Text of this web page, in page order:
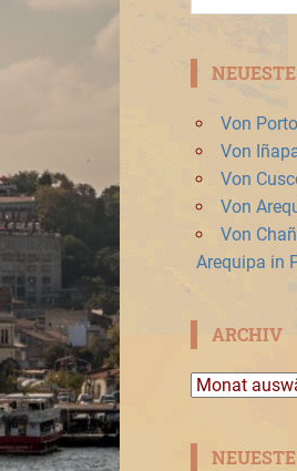
Von
Von
Von
Von
Von
Arequipa in
ARCHIV
Archiv